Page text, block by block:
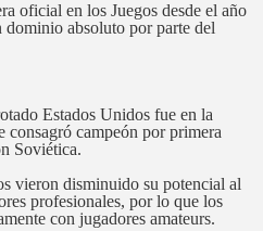
oficial en los Juegos desde el año
dominio absoluto por parte del
Estados Unidos fue en la
consagró campeón por primera
Soviética.
vieron disminuido su potencial al
profesionales, por lo que los
con jugadores amateurs.